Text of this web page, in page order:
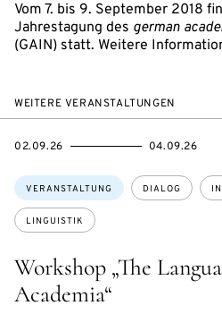
Vom 7. bis 9. September 2018
Jahrestagung des german
(GAIN) statt. Weitere
WEITERE VERANSTALTUNGEN
Workshop „The
Academia“
Themen:
VERANSTALTUNG DIALOG
LINGUISTIK
EVENTBEGINSON
02.09.26
EVENTENDSON 04.09.26